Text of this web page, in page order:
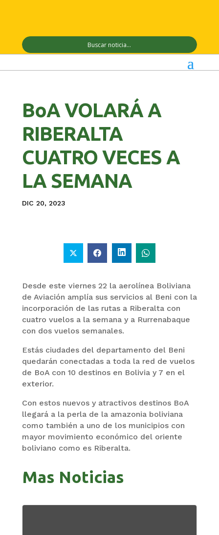
BoA VOLARÁ A
RIBERALTA
CUATRO VECES A
LA SEMANA
DIC 20, 2023
Desde este viernes 22 la aerolínea Boliviana
de Aviación amplía sus servicios al Beni con la
incorporación de las rutas a Riberalta con
cuatro vuelos a la semana y a Rurrenabaque
con dos vuelos semanales.
Estás ciudades del departamento del Beni
quedarán conectadas a toda la red de vuelos
de BoA con 10 destinos en Bolivia y 7 en el
exterior.
Con estos nuevos y atractivos destinos BoA
llegará a la perla de la amazonia boliviana
como también a uno de los municipios con
mayor movimiento económico del oriente
boliviano como es Riberalta.
Mas Noticias